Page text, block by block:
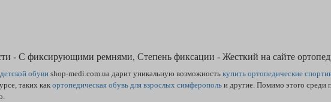
- С фиксирующими ремнями, Степень фиксации - Жесткий на сайте
обуви shop-medi.com.ua дарит уникальную возможность купить ортопедические
таких как ортопедическая обувь для взрослых симферополь и другие. Помимо этого среди